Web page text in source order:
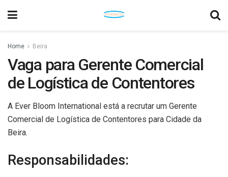
Home Beira
Vaga para Gerente Comercial
de Logística de Contentores
A Ever Bloom International está a recrutar um Gerente
Comercial de Logística de Contentores para Cidade da
Beira.
Responsabilidades: